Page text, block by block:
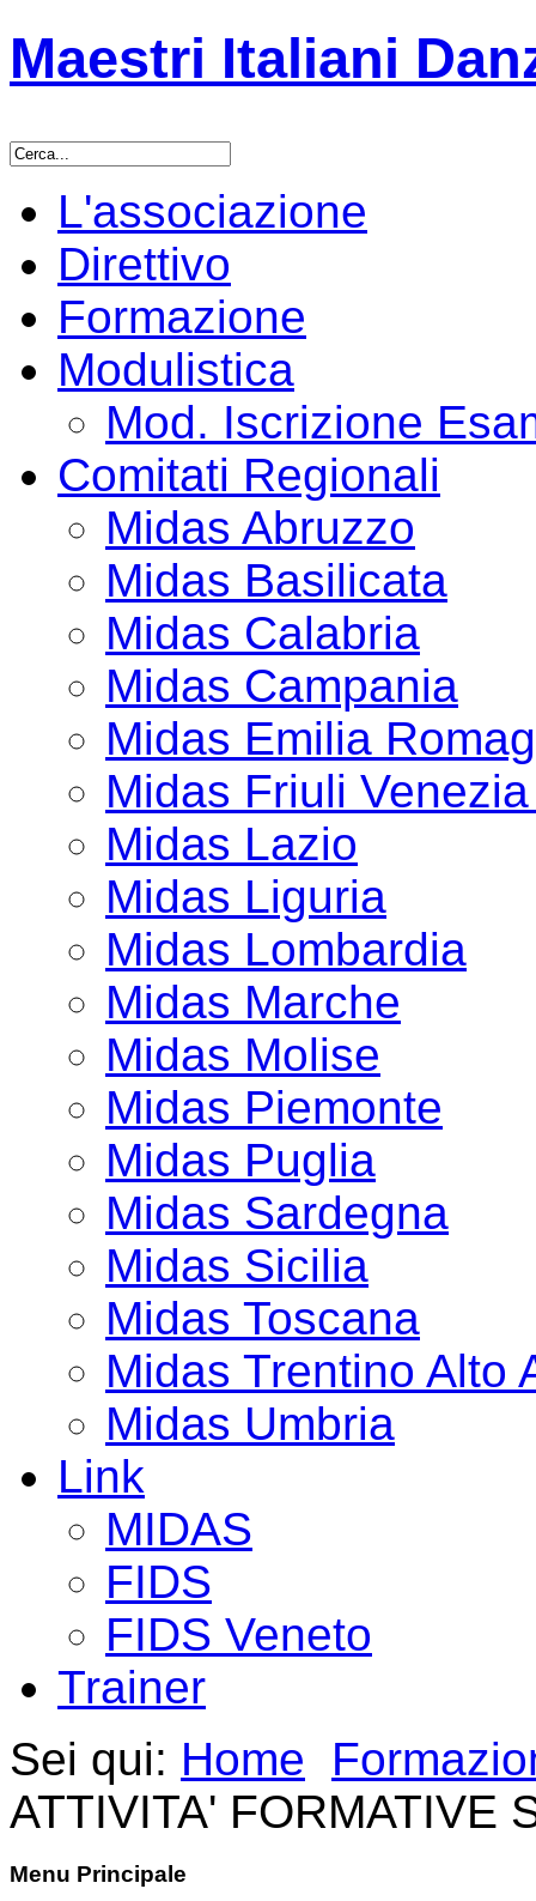
Maestri Italiani
L'associazione
Direttivo
Formazione
Modulistica
Mod. Iscrizione
Comitati Regionali
Midas Abruzzo
Midas Basilicata
Midas Calabria
Midas Campania
Midas Emilia
Midas Friuli
Midas Lazio
Midas Liguria
Midas Lombardia
Midas Marche
Midas Molise
Midas Piemonte
Midas Puglia
Midas Sardegna
Midas Sicilia
Midas Toscana
Midas Trentino Alto
Midas Umbria
Link
MIDAS
FIDS
FIDS Veneto
Trainer
Sei qui: Home
ATTIVITA' FORMATIVE
Menu Principale